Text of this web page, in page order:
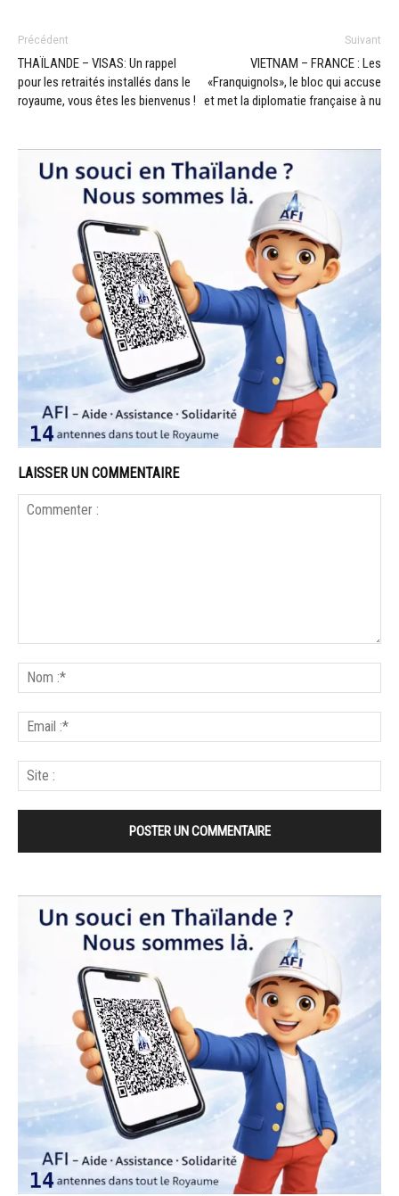
Précédent
THAÏLANDE – VISAS: Un rappel
pour les retraités installés dans le
royaume, vous êtes les bienvenus !
Suivant
VIETNAM – FRANCE : Les
«Franquignols», le bloc qui accuse
et met la diplomatie française à nu
LAISSER UN COMMENTAIRE